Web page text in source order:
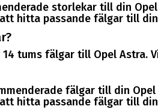
storlekar till din
hitta passande fälgar till
tums fälgar till Opel Astra.
fälgar till din
hitta passande fälgar till